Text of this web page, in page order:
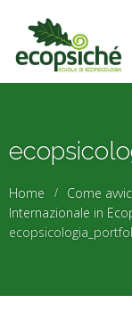
Home
Come
Internazionale in